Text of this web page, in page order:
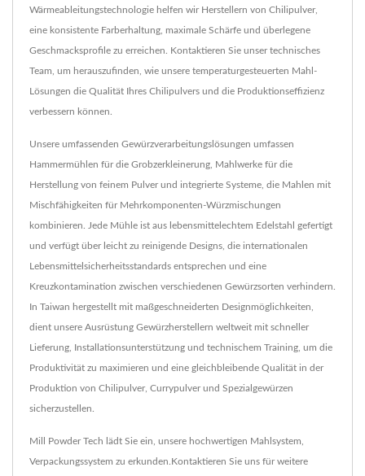
Wärmeableitungstechnologie helfen wir Herstellern von Chilipulver,
eine konsistente Farberhaltung, maximale Schärfe und überlegene
Geschmacksprofile zu erreichen. Kontaktieren Sie unser technisches
Team, um herauszufinden, wie unsere temperaturgesteuerten Mahl-
Lösungen die Qualität Ihres Chilipulvers und die Produktionseffizienz
verbessern können.
Unsere umfassenden Gewürzverarbeitungslösungen umfassen
Hammermühlen für die Grobzerkleinerung, Mahlwerke für die
Herstellung von feinem Pulver und integrierte Systeme, die Mahlen mit
Mischfähigkeiten für Mehrkomponenten-Würzmischungen
kombinieren. Jede Mühle ist aus lebensmittelechtem Edelstahl gefertigt
und verfügt über leicht zu reinigende Designs, die internationalen
Lebensmittelsicherheitsstandards entsprechen und eine
Kreuzkontamination zwischen verschiedenen Gewürzsorten verhindern.
In Taiwan hergestellt mit maßgeschneiderten Designmöglichkeiten,
dient unsere Ausrüstung Gewürzherstellern weltweit mit schneller
Lieferung, Installationsunterstützung und technischem Training, um die
Produktivität zu maximieren und eine gleichbleibende Qualität in der
Produktion von Chilipulver, Currypulver und Spezialgewürzen
sicherzustellen.
Mill Powder Tech lädt Sie ein, unsere hochwertigen Mahlsystem
Verpackungssystem zu erkunden. Kontaktieren Sie uns für weitere